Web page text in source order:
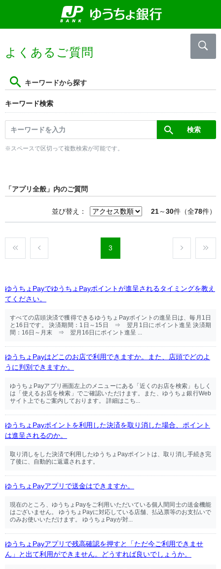
よくあるご質問
キーワードから探す
キーワード検索
※スペースで区切って複数検索が可能です。
「アプリ全般」内のご質問
並び替え： 21～30件（全78件）
3
ゆうちょPayでゆうちょPayポイントが進呈されるタイミングを教え
てください。
すべての店頭決済で獲得できるゆうちょPayポイントの進呈日は、毎月1日
と16日です。 決済期間：1日～15日 ⇒ 翌月1日にポイント進呈 決済期
間：16日～月末 ⇒ 翌月16日にポイント進呈 ...
ゆうちょPayはどこのお店で利用できますか。また、店頭でどのよ
うに判別できますか。
ゆうちょPayアプリ画面左上のメニューにある「近くのお店を検索」もしく
は「使えるお店を検索」でご確認いただけます。また、ゆうちょ銀行Web
サイト上でもご案内しております。 詳細はこち...
ゆうちょPayポイントを利用した決済を取り消した場合、ポイント
は進呈されるのか。
取り消しをした決済で利用したゆうちょPayポイントは、取り消し手続き完
了後に、自動的に返還されます。
ゆうちょPayアプリで送金はできますか。
現在のところ、ゆうちょPayをご利用いただいている個人間同士の送金機能
はございません。 ゆうちょPayに対応している店舗、払込票等のお支払いで
のみお使いいただけます。 ゆうちょPayが対...
ゆうちょPayアプリで残高確認を押すと「ただ今ご利用できませ
ん」と出て利用ができません。どうすれば良いでしょうか。